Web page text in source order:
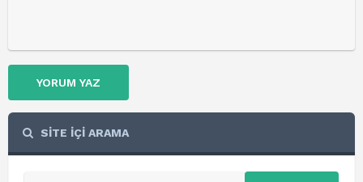
YORUM YAZ
SİTE İÇİ ARAMA